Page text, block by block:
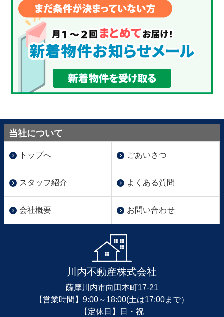
当社について
トップへ ごあいさつ
スタッフ紹介 よくある質問
会社概要 お問い合わせ
川内不動産株式会社
薩摩川内市向田本町17-21
【営業時間】9:00～18:00(土は17:00まで）
【定休日】日・祝